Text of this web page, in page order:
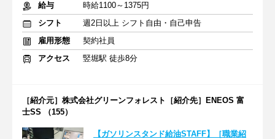
給与
時給1100～1375円
シフト
週2日以上 シフト自由・自己申告
雇用形態
契約社員
アクセス
竪堀駅 徒歩8分
［紹介元］株式会社グリーンフォレスト［紹介先］ENEOS 富
士SS （155）
【ガソリンスタンド給油STAFF】［職業紹